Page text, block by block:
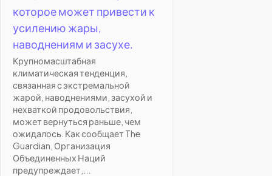
которое может привести к
усилению жары,
наводнениям и засухе.
Крупномасштабная
климатическая тенденция,
связанная с экстремальной
жарой, наводнениями, засухой и
нехваткой продовольствия,
может вернуться раньше, чем
ожидалось. Как сообщает The
Guardian, Организация
Объединенных Наций
предупреждает,...